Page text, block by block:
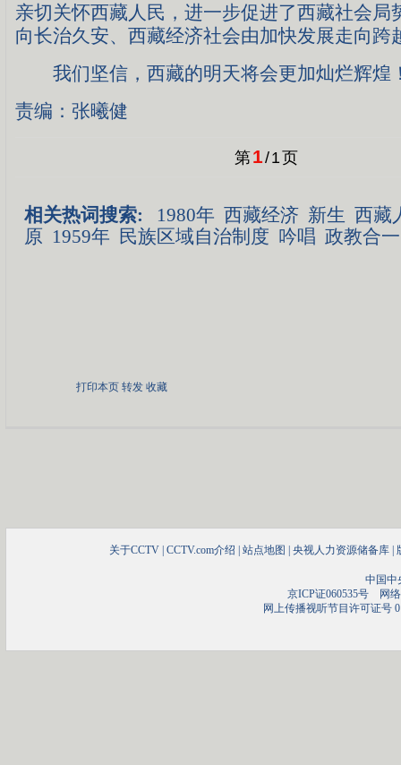
亲切关怀西藏人民，进一步促进了西藏社会局
向长治久安、西藏经济社会由加快发展走向跨
我们坚信，西藏的明天将会更加灿烂辉煌
责编：张曦健
第1/1页
相关热词搜索: 1980年 西藏经济 新生 西藏
原 1959年 民族区域自治制度 吟唱 政教合一
打印本页 转发 收藏
关于CCTV | CCTV.com介绍 | 站点地图 | 央视人力资源储备库 |
中国中
京ICP证060535号网络
网上传播视听节目许可证号